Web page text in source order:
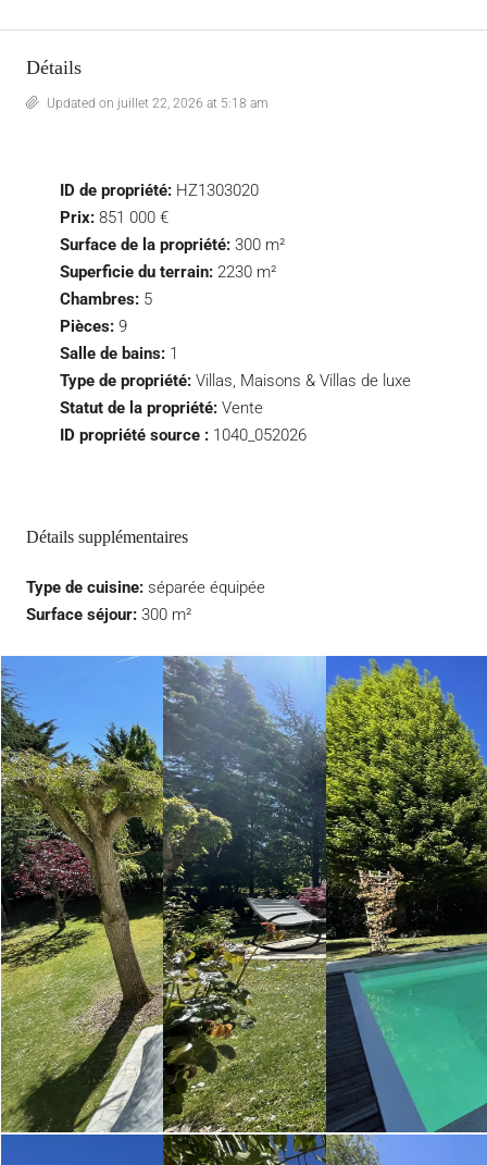
Détails
Updated on juillet 22, 2026 at 5:18 am
ID de propriété: HZ1303020
Prix: 851 000 €
Surface de la propriété: 300 m²
Superficie du terrain: 2230 m²
Chambres: 5
Pièces: 9
Salle de bains: 1
Type de propriété: Villas, Maisons & Villas de luxe
Statut de la propriété: Vente
ID propriété source : 1040_052026
Détails supplémentaires
Type de cuisine: séparée équipée
Surface séjour: 300 m²